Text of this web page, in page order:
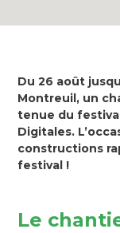
Du 26 août
Montreuil, un
tenue du
Digitales.
constructions
festival !
Le